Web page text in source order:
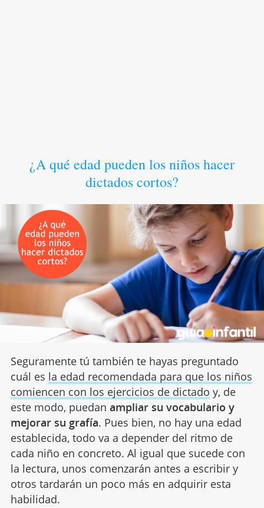
¿A qué edad pueden los niños hacer
dictados cortos?
Seguramente tú también te hayas preguntado
cuál es la edad recomendada para que los niños
comiencen con los ejercicios de dictado y, de
este modo, puedan ampliar su vocabulario y
mejorar su grafía. Pues bien, no hay una edad
establecida, todo va a depender del ritmo de
cada niño en concreto. Al igual que sucede con
la lectura, unos comenzarán antes a escribir y
otros tardarán un poco más en adquirir esta
habilidad.